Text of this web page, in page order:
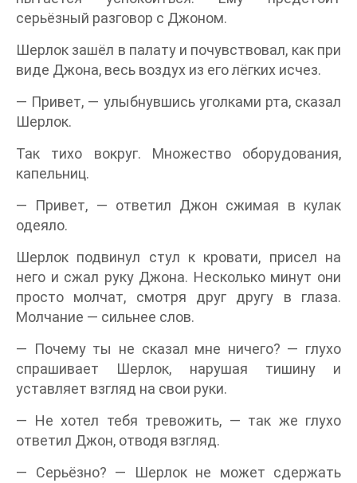
серьёзный разговор с Джоном.
Шерлок зашёл в палату и почувствовал, как при
виде Джона, весь воздух из его лёгких исчез.
— Привет, — улыбнувшись уголками рта, сказал
Шерлок.
Так тихо вокруг. Множество оборудования,
капельниц.
— Привет, — ответил Джон сжимая в кулак
одеяло.
Шерлок подвинул стул к кровати, присел на
него и сжал руку Джона. Несколько минут они
просто молчат, смотря друг другу в глаза.
Молчание — сильнее слов.
— Почему ты не сказал мне ничего? — глухо
спрашивает Шерлок, нарушая тишину и
уставляет взгляд на свои руки.
— Не хотел тебя тревожить, — так же глухо
ответил Джон, отводя взгляд.
— Серьёзно? — Шерлок не может сдержать